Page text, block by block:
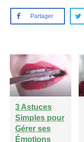
Partager
3 Astuces
Simples pour
Gérer ses
Émotions